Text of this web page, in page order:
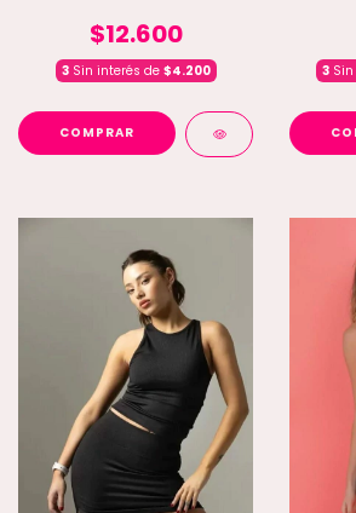
$12.600
3Sin interés de $4.200
COMPRAR
3